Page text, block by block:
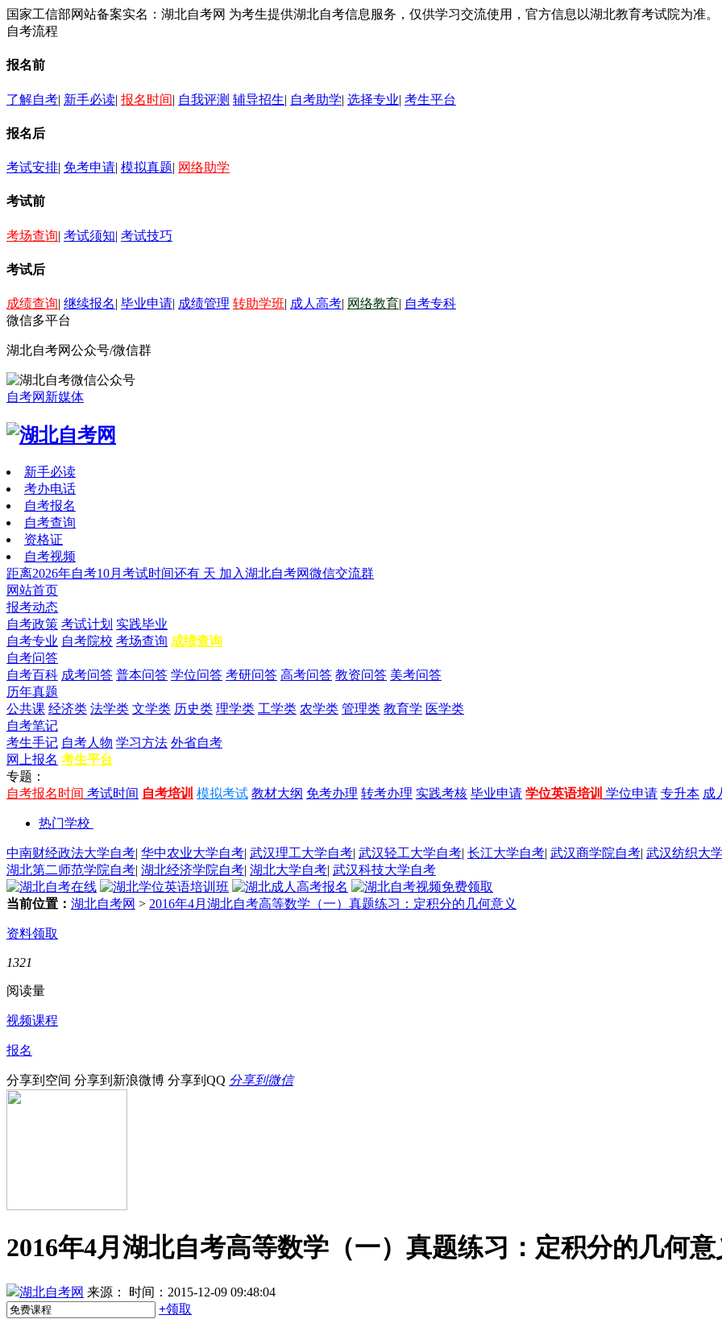
国家工信部网站备案实名：湖北自考网 为考生提供湖北自考信息服务，仅供学习交流使用，官方信息以湖北教育考试院为准。
自考流程
报名前
了解自考| 新手必读| 报名时间| 自我评测 辅导招生| 自考助学| 选择专业| 考生平台
报名后
考试安排| 免考申请| 模拟真题| 网络助学
考试前
考场查询| 考试须知| 考试技巧
考试后
成绩查询| 继续报名| 毕业申请| 成绩管理 转助学班| 成人高考| 网络教育| 自考专科
微信多平台
湖北自考网公众号/微信群
自考网新媒体
新手必读
考办电话
自考报名
自考查询
资格证
自考视频
距离2026年自考10月考试时间还有 天 加入湖北自考网微信交流群
网站首页
报考动态
自考政策 考试计划 实践毕业
自考专业 自考院校 考场查询 成绩查询
自考问答
自考百科 成考问答 普本问答 学位问答 考研问答 高考问答 教资问答 美考问答
历年真题
公共课 经济类 法学类 文学类 历史类 理学类 工学类 农学类 管理类 教育学 医学类
自考笔记
考生手记 自考人物 学习方法 外省自考
网上报名 考生平台
专题：
自考报名时间 考试时间 自考培训 模拟考试 教材大纲 免考办理 转考办理 实践考核 毕业申请 学位英语培训 学位申请 专升本 成
热门学校
中南财经政法大学自考| 华中农业大学自考| 武汉理工大学自考| 武汉轻工大学自考| 长江大学自考| 武汉商学院自考| 武汉纺织大
湖北第二师范学院自考| 湖北经济学院自考| 湖北大学自考| 武汉科技大学自考
当前位置： 湖北自考网 > 2016年4月湖北自考高等数学（一）真题练习：定积分的几何意义
资料领取
1321
阅读量
视频课程
报名
分享到空间 分享到新浪微博 分享到QQ 分享到微信
2016年4月湖北自考高等数学（一）真题练习：定积分的几何意
湖北自考网 来源：
时间：2015-12-09 09:48:04
+领取